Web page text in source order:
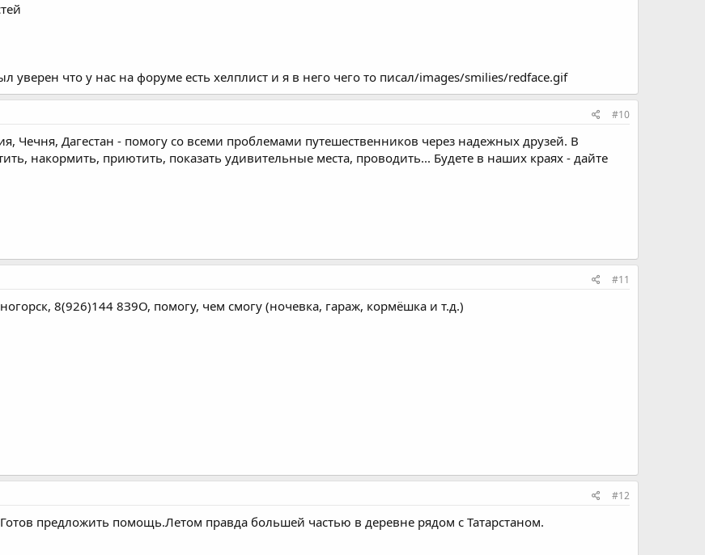
уверен что у нас на форуме есть хелплист и я в него чего то писал/images/smilies/redface.gif
#10
Чечня, Дагестан - помогу со всеми проблемами путешественников через надежных друзей. В
накормить, приютить, показать удивительные места, проводить... Будете в наших краях - дайте
#11
8(926)144 8З9О, помогу, чем смогу (ночевка, гараж, кормёшка и т.д.)
#12
предложить помощь.Летом правда большей частью в деревне рядом с Татарстаном.